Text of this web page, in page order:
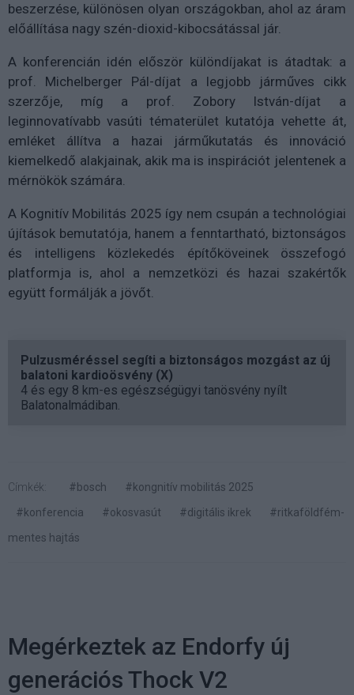
beszerzése, különösen olyan országokban, ahol az áram
előállítása nagy szén-dioxid-kibocsátással jár.
A konferencián idén először különdíjakat is átadtak: a
prof. Michelberger Pál-díjat a legjobb járműves cikk
szerzője, míg a prof. Zobory István-díjat a
leginnovatívabb vasúti tématerület kutatója vehette át,
emléket állítva a hazai járműkutatás és innováció
kiemelkedő alakjainak, akik ma is inspirációt jelentenek a
mérnökök számára.
A Kognitív Mobilitás 2025 így nem csupán a technológiai
újítások bemutatója, hanem a fenntartható, biztonságos
és intelligens közlekedés építőköveinek összefogó
platformja is, ahol a nemzetközi és hazai szakértők
együtt formálják a jövőt.
Pulzusméréssel segíti a biztonságos mozgást az új
balatoni kardioösvény (X)
4 és egy 8 km-es egészségügyi tanösvény nyílt
Balatonalmádiban.
Címkék: #bosch
#kongnitív mobilitás 2025
#konferencia
#okosvasút #digitális ikrek
#ritkaföldfém-
mentes hajtás
Megérkeztek az Endorfy új
generációs Thock V2